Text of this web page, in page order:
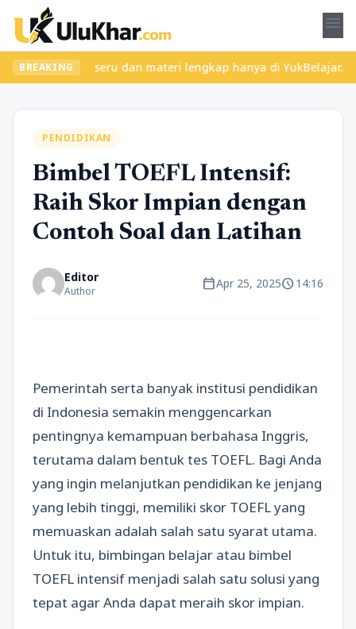
menu
BREAKING
kelas seru dan materi lengkap hanya di YukBelajar.com.
PENDIDIKAN
Bimbel TOEFL Intensif:
Raih Skor Impian dengan
Contoh Soal dan Latihan
Editor
Author calendar_todayApr 25, 2025schedule14:16
Pemerintah serta banyak institusi pendidikan
di Indonesia semakin menggencarkan
pentingnya kemampuan berbahasa Inggris,
terutama dalam bentuk tes TOEFL. Bagi Anda
yang ingin melanjutkan pendidikan ke jenjang
yang lebih tinggi, memiliki skor TOEFL yang
memuaskan adalah salah satu syarat utama.
Untuk itu, bimbingan belajar atau bimbel
TOEFL intensif menjadi salah satu solusi yang
tepat agar Anda dapat meraih skor impian.